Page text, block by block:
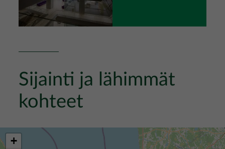
Sijainti ja lähimmät
kohteet
+